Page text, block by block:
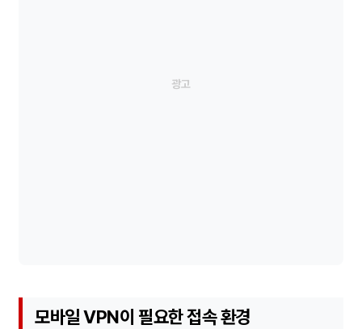
모바일 VPN이 필요한 접속 환경